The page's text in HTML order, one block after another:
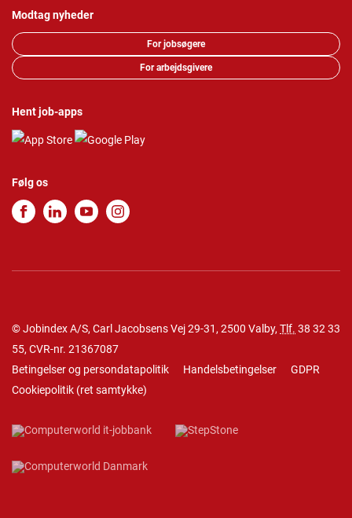
Modtag nyheder
For jobsøgere
For arbejdsgivere
Hent job-apps
Følg os
© Jobindex A/S, Carl Jacobsens Vej 29-31, 2500 Valby, Tlf. 38 32 33
55, CVR-nr. 21367087
Betingelser og persondatapolitik
Handelsbetingelser
GDPR
Cookiepolitik (ret samtykke)